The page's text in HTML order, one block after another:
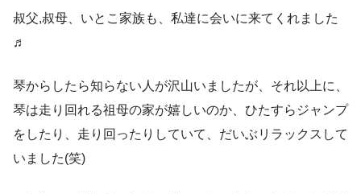
叔父,叔母、いとこ家族も、私達に会いに来てくれました
♬
琴からしたら知らない人が沢山いましたが、それ以上に、
琴は走り回れる祖母の家が嬉しいのか、ひたすらジャンプ
をしたり、走り回ったりしていて、だいぶリラックスして
いました(笑)